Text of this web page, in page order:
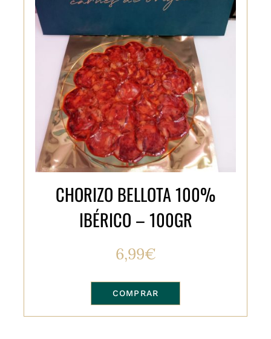
CHORIZO BELLOTA 100%
IBÉRICO – 100GR
6,99€
COMPRAR